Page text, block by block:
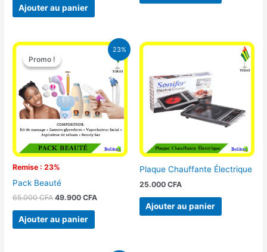
Ajouter au panier
23%
Promo !
Remise : 23%
Promo !
Pack Beauté
65.000CFA
Le
prix
initial
était :
65.000 CFA.
49.900CFA
Le
prix
actuel
est :
49.900 CFA.
Ajouter au panier
Plaque Chauffante Électrique
25.000 CFA
Ajouter au panier